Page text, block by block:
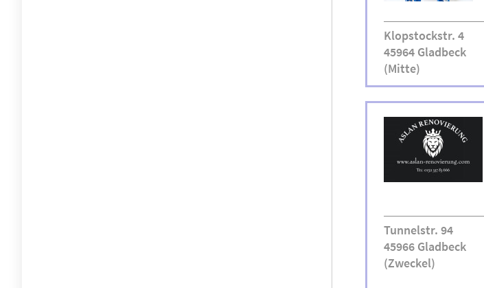
Klopstockstr. 4
45964 Gladbeck
(Mitte)
Tunnelstr. 94
45966 Gladbeck
(Zweckel)